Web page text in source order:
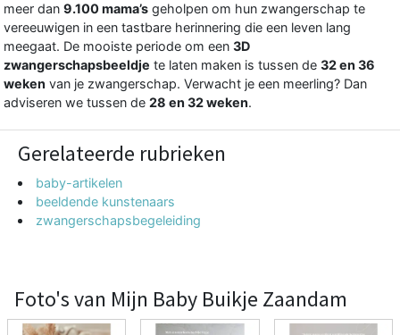
meer dan 9.100 mama’s geholpen om hun zwangerschap te
vereeuwigen in een tastbare herinnering die een leven lang
meegaat. De mooiste periode om een 3D
zwangerschapsbeeldje te laten maken is tussen de 32 en 36
weken van je zwangerschap. Verwacht je een meerling? Dan
adviseren we tussen de 28 en 32 weken.
Gerelateerde rubrieken
baby-artikelen
beeldende kunstenaars
zwangerschapsbegeleiding
Foto's van Mijn Baby Buikje Zaandam